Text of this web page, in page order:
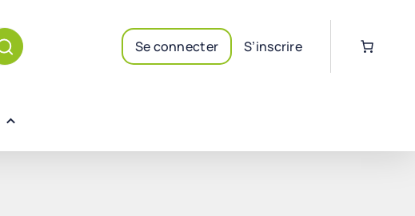
Se connecter S’inscrire